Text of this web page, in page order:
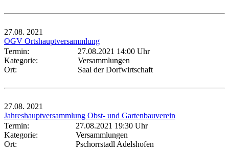
27.08. 2021
OGV Ortshauptversammlung
Termin:
27.08.2021 14:00 Uhr
Kategorie:
Versammlungen
Ort:
Saal der Dorfwirtschaft
27.08. 2021
Jahreshauptversammlung Obst- und Gartenbauverein
Termin:
27.08.2021 19:30 Uhr
Kategorie:
Versammlungen
Ort:
Pschorrstadl Adelshofen